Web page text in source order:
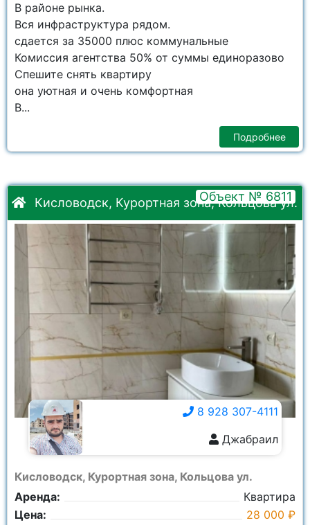
В районе рынка.
Вся инфраструктура рядом.
сдается за 35000 плюс коммунальные
Комиссия агентства 50% от суммы единоразово
Спешите снять квартиру
она уютная и очень комфортная
В...
Подробнее
Кисловодск, Курортная зона, Кольцова ул.
Объект № 6811
Кисловодск, Курортная зона, Кольцова ул.
Аренда:
Квартира
Цена:
28 000 ₽
8 928 307-4111
Джабраил